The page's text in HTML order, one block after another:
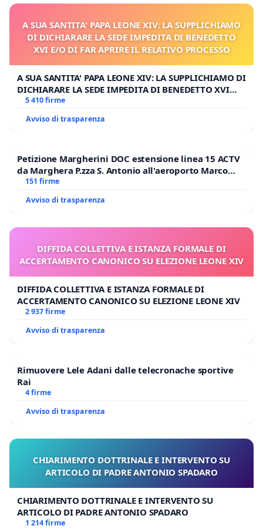
A SUA SANTITA' PAPA LEONE XIV: LA SUPPLICHIAMO
DI DICHIARARE LA SEDE IMPEDITA DI BENEDETTO
XVI E/O DI FAR APRIRE IL RELATIVO PROCESSO
A SUA SANTITA' PAPA LEONE XIV: LA SUPPLICHIAMO DI
DICHIARARE LA SEDE IMPEDITA DI BENEDETTO XVI
E/O DI FAR APRIRE IL RELATIVO PROCESSO
5 410 firme
Avviso di trasparenza
Petizione Margherini DOC estensione linea 15 ACTV
da Marghera P.zza S. Antonio all'aeroporto Marco
Polo tariffa a € 1,50
151 firme
Avviso di trasparenza
DIFFIDA COLLETTIVA E ISTANZA FORMALE DI
ACCERTAMENTO CANONICO SU ELEZIONE LEONE XIV
DIFFIDA COLLETTIVA E ISTANZA FORMALE DI
ACCERTAMENTO CANONICO SU ELEZIONE LEONE XIV
2 937 firme
Avviso di trasparenza
Rimuovere Lele Adani dalle telecronache sportive
Rai
4 firme
Avviso di trasparenza
CHIARIMENTO DOTTRINALE E INTERVENTO SU
ARTICOLO DI PADRE ANTONIO SPADARO
CHIARIMENTO DOTTRINALE E INTERVENTO SU
ARTICOLO DI PADRE ANTONIO SPADARO
1 214 firme